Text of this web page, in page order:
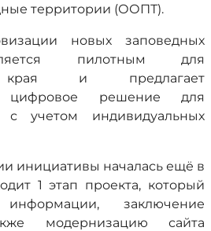
территории (ООПТ).
новых заповедных
пилотным для
края и предлагает
цифровое решение для
учетом индивидуальных
инициативы началась ещё в
1 этап проекта, который
заключение
модернизацию сайта